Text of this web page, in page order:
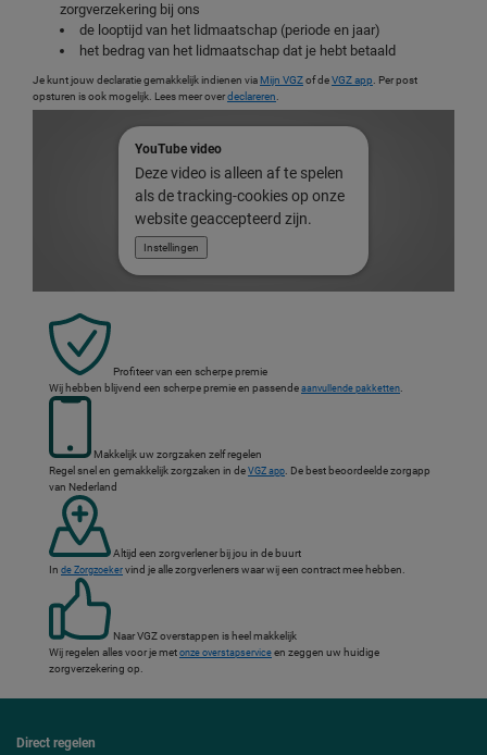
zorgverzekering bij ons
de looptijd van het lidmaatschap (periode en jaar)
het bedrag van het lidmaatschap dat je hebt betaald
Je kunt jouw declaratie gemakkelijk indienen via Mijn VGZof deVGZ app . Per post
opsturen is ook mogelijk. Lees meer overdeclareren
YouTube video
Deze video is alleen af te spelen
als de tracking-cookies op onze
website geaccepteerd zijn.
Instellingen
Profiteer van een scherpe premie
Wij hebben blijvend een scherpe premie en passende aanvullende pakketten
Makkelijk uw zorgzaken zelf regelen
Regel snel en gemakkelijk zorgzaken in de VGZ app . De best beoordeelde zorgapp
van Nederland
Altijd een zorgverlener bij jou in de buurt
In de Zorgzoeker vind je alle zorgverleners waar wij een contract mee hebben.
Naar VGZ overstappen is heel makkelijk
Wij regelen alles voor je met onze overstapservice en zeggen uw huidige
zorgverzekering op.
Direct regelen